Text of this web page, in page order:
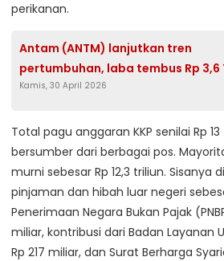
perikanan.
Antam (ANTM) lanjutkan tren
pertumbuhan, laba tembus Rp 3,6
kuartal I
Kamis, 30 April 2026
Total pagu anggaran KKP senilai Rp
bersumber dari berbagai pos.
murni sebesar Rp 12,3 triliun. Sisanya
pinjaman dan hibah luar negeri
Penerimaan Negara Bukan Pajak
miliar, kontribusi dari Badan Layanan
Rp 217 miliar, dan Surat Berharga